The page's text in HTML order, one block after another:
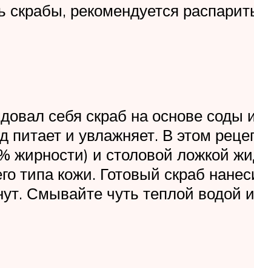
рекомендуется
себя скраб на основе
питает и увлажняет. В этом
жирности) и столовой ложкой
типа кожи. Готовый скраб
Смывайте чуть теплой водой